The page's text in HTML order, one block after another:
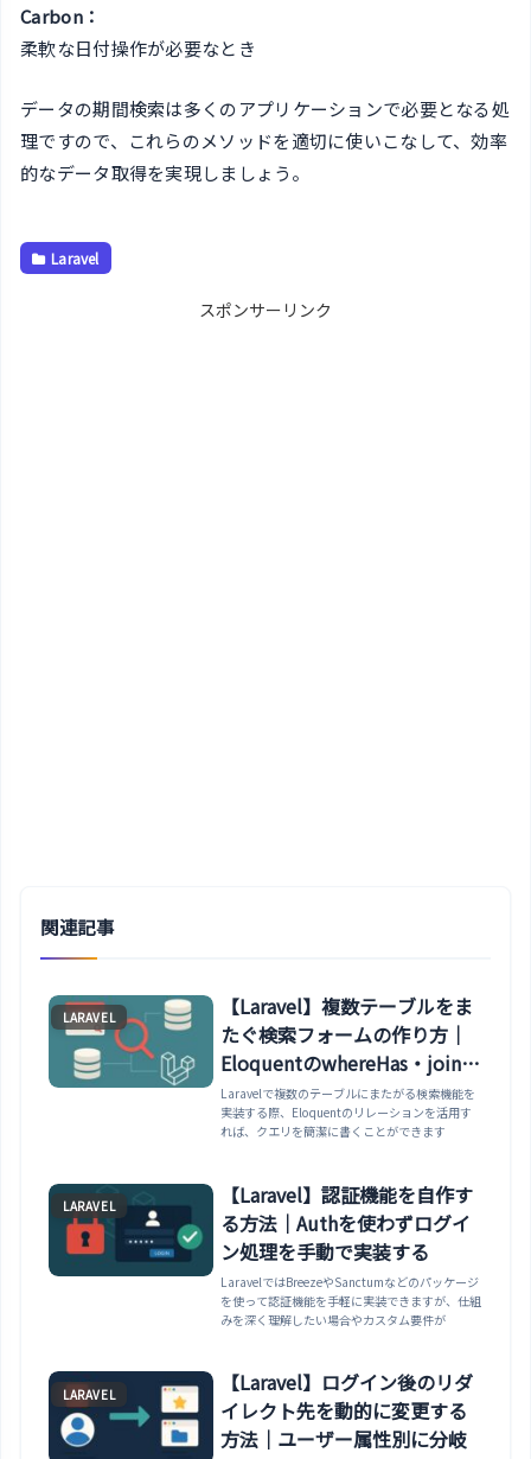
Carbon：
柔軟な日付操作が必要なとき
データの期間検索は多くのアプリケーションで必要となる処
理ですので、これらのメソッドを適切に使いこなして、効率
的なデータ取得を実現しましょう。
Laravel
スポンサーリンク
関連記事
LARAVEL
【Laravel】複数テーブルをま
たぐ検索フォームの作り方｜
EloquentのwhereHas・joinの
使い分け
Laravelで複数のテーブルにまたがる検索機能を
実装する際、Eloquentのリレーションを活用す
れば、クエリを簡潔に書くことができます
LARAVEL
【Laravel】認証機能を自作す
る方法｜Authを使わずログイ
ン処理を手動で実装する
LaravelではBreezeやSanctumなどのパッケージ
を使って認証機能を手軽に実装できますが、仕組
みを深く理解したい場合やカスタム要件が
LARAVEL
【Laravel】ログイン後のリダ
イレクト先を動的に変更する
方法｜ユーザー属性別に分岐